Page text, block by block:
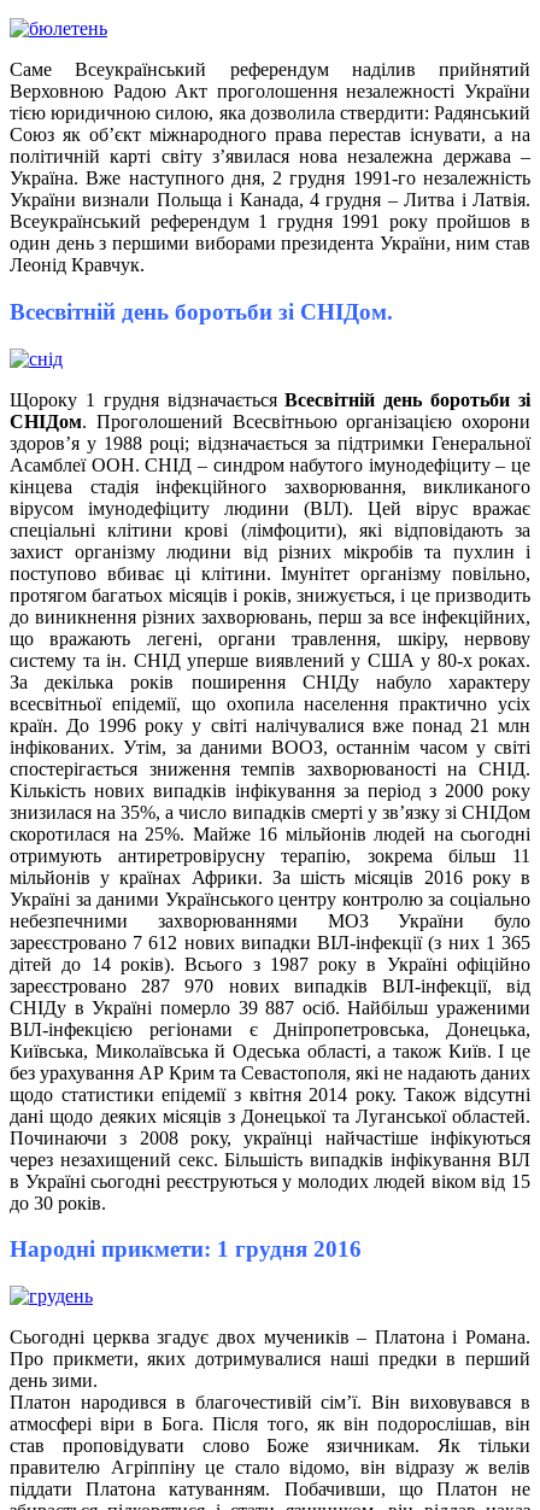
Саме Всеукраїнський референдум наділив прийнятий
Верховною Радою Акт проголошення незалежності України
тією юридичною силою, яка дозволила ствердити: Радянський
Союз як об’єкт міжнародного права перестав існувати, а на
політичній карті світу з’явилася нова незалежна держава –
Україна. Вже наступного дня, 2 грудня 1991-го незалежність
України визнали Польща і Канада, 4 грудня – Литва і Латвія.
Всеукраїнський референдум 1 грудня 1991 року пройшов в
один день з першими виборами президента України, ним став
Леонід Кравчук.
Всесвітній день боротьби зі СНІДом.
Щороку 1 грудня відзначаєтьсяВсесвітній день боротьби зі
СНІДом. Проголошений Всесвітньою організацією охорони
здоров’я у 1988 році; відзначається за підтримки Генеральної
Асамблеї ООН. СНІД – синдром набутого імунодефіциту – це
кінцева стадія інфекційного захворювання, викликаного
вірусом імунодефіциту людини (ВІЛ). Цей вірус вражає
спеціальні клітини крові (лімфоцити), які відповідають за
захист організму людини від різних мікробів та пухлин і
поступово вбиває ці клітини. Імунітет організму повільно,
протягом багатьох місяців і років, знижується, і це призводить
до виникнення різних захворювань, перш за все інфекційних,
що вражають легені, органи травлення, шкіру, нервову
систему та ін. СНІД уперше виявлений у США у 80-х роках.
За декілька років поширення СНІДу набуло характеру
всесвітньої епідемії, що охопила населення практично усіх
країн. До 1996 року у світі налічувалися вже понад 21 млн
інфікованих. Утім, за даними ВООЗ, останнім часом у світі
спостерігається зниження темпів захворюваності на СНІД.
Кількість нових випадків інфікування за період з 2000 року
знизилася на 35%, а число випадків смерті у зв’язку зі СНІДом
скоротилася на 25%. Майже 16 мільйонів людей на сьогодні
отримують антиретровірусну терапію, зокрема більш 11
мільйонів у країнах Африки. За шість місяців 2016 року в
Україні за даними Українського центру контролю за соціально
небезпечними захворюваннями МОЗ України було
зареєстровано 7 612 нових випадки ВІЛ-інфекції (з них 1 365
дітей до 14 років). Всього з 1987 року в Україні офіційно
зареєстровано 287 970 нових випадків ВІЛ-інфекції, від
СНІДу в Україні померло 39 887 осіб. Найбільш ураженими
ВІЛ-інфекцією регіонами є Дніпропетровська, Донецька,
Київська, Миколаївська й Одеська області, а також Київ. І це
без урахування АР Крим та Севастополя, які не надають даних
щодо статистики епідемії з квітня 2014 року. Також відсутні
дані щодо деяких місяців з Донецької та Луганської областей.
Починаючи з 2008 року, українці найчастіше інфікуються
через незахищений секс. Більшість випадків інфікування ВІЛ
в Україні сьогодні реєструються у молодих людей віком від 15
до 30 років.
Народні прикмети: 1 грудня 2016
Сьогодні церква згадує двох мучеників – Платона і Романа.
Про прикмети, яких дотримувалися наші предки в перший
день зими.
Платон народився в благочестивій сім’ї. Він виховувався в
атмосфері віри в Бога. Після того, як він подорослішав, він
став проповідувати слово Боже язичникам. Як тільки
правителю Агріппіну це стало відомо, він відразу ж велів
піддати Платона катуванням. Побачивши, що Платон не